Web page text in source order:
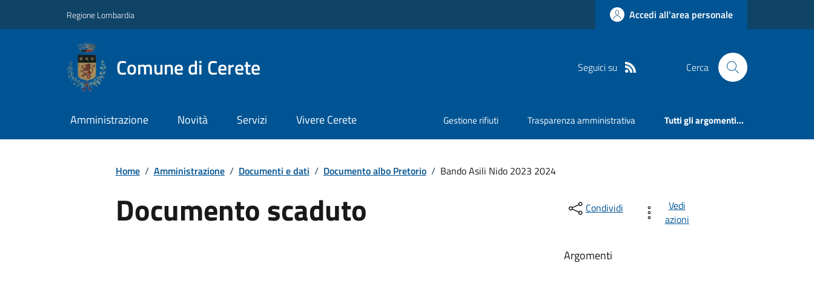
Regione Lombardia Accedi all'area personale
Comune di Cerete Seguici su Cerca
Amministrazione Novità Servizi Vivere Cerete Gestione rifiuti Trasparenza amministrativa Tutti gli argomenti...
Home / Amministrazione / Documenti e dati / Documento albo Pretorio / Bando Asili Nido 2023 2024
Documento scaduto Condividi
Vedi
azioni
Argomenti